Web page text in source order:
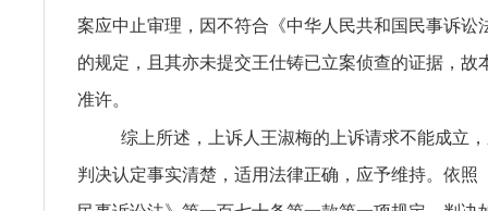
案应中止审理，因不符合《中华人民共和国民事诉讼
的规定，且其亦未提交王仕铸已立案侦查的证据，故
准许。
综上所述，上诉人王淑梅的上诉请求不能成立
判决认定事实清楚，适用法律正确，应予维持。依照